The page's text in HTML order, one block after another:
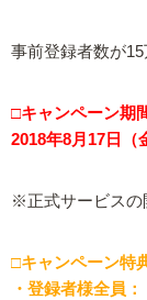
事前登録者数が
□キャンペーン期
2018年8月17日（
※正式サービスの
□キャンペーン特
・登録者様全員